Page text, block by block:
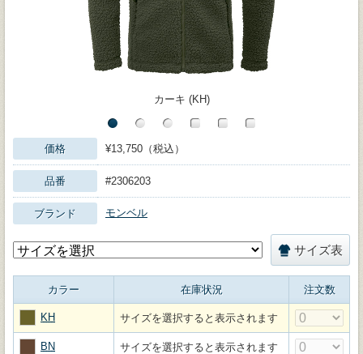
カーキ (KH)
価格 ¥13,750（税込）
品番 #2306203
ブランド モンベル
サイズ表
カラー 在庫状況 注文数
KH サイズを選択すると表示されます
BN サイズを選択すると表示されます